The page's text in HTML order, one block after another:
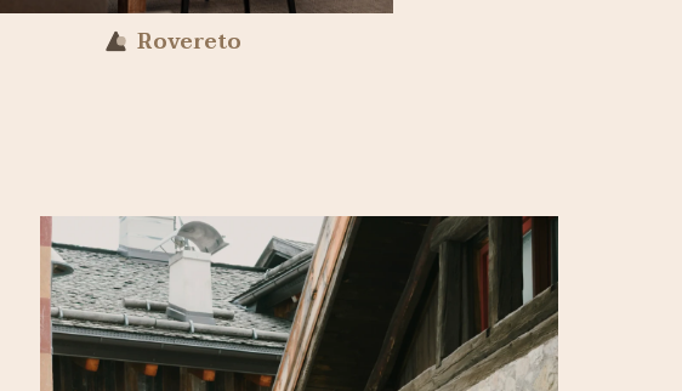
Rovereto